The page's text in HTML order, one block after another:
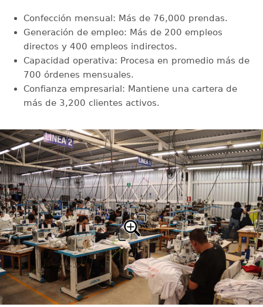
Confección mensual: Más de 76,000 prendas.
Generación de empleo: Más de 200 empleos
directos y 400 empleos indirectos.
Capacidad operativa: Procesa en promedio más de
700 órdenes mensuales.
Confianza empresarial: Mantiene una cartera de
más de 3,200 clientes activos.